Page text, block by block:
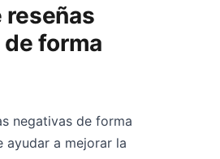
reseñas
forma
negativas de forma
ayudar a mejorar la